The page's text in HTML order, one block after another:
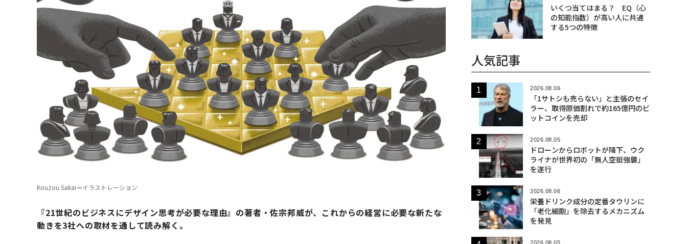
Kouzou Sakai＝イラストレーション
『21世紀のビジネスにデザイン思考が必要な理由』の著者・佐宗邦威が、これからの経営に必要な新たな
動きを3社への取材を通して読み解く。
いくつ当てはまる？ EQ（心
の知能指数）が高い人に共通
する5つの特徴
人気記事
2026.08.06
「1サトシも売らない」と主張のセイ
ラー、取得原価割れで約165億円のビ
ットコインを売却
2026.08.05
ドローンからロボットが降下、ウク
ライナが世界初の「無人空挺強襲」
を遂行
2026.08.06
栄養ドリンク成分の定番タウリンに
「老化細胞」を除去するメカニズム
を発見
2026.08.05